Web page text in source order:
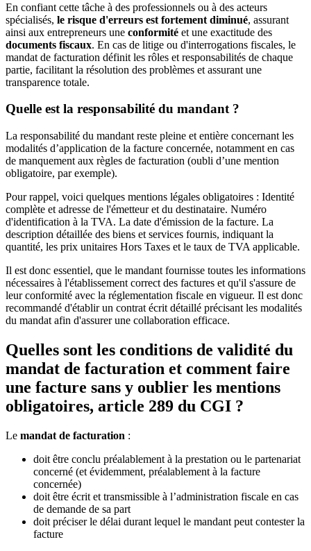
En confiant cette tâche à des professionnels ou à des acteurs
spécialisés, le risque d'erreurs est fortement diminué, assurant
ainsi aux entrepreneurs une conformité et une exactitude des
documents fiscaux. En cas de litige ou d'interrogations fiscales, le
mandat de facturation définit les rôles et responsabilités de chaque
partie, facilitant la résolution des problèmes et assurant une
transparence totale.
Quelle est la responsabilité du mandant ?
La responsabilité du mandant reste pleine et entière concernant les
modalités d’application de la facture concernée, notamment en cas
de manquement aux règles de facturation (oubli d’une mention
obligatoire, par exemple).
Pour rappel, voici quelques mentions légales obligatoires : Identité
complète et adresse de l'émetteur et du destinataire. Numéro
d'identification à la TVA. La date d'émission de la facture. La
description détaillée des biens et services fournis, indiquant la
quantité, les prix unitaires Hors Taxes et le taux de TVA applicable.
Il est donc essentiel, que le mandant fournisse toutes les informations
nécessaires à l'établissement correct des factures et qu'il s'assure de
leur conformité avec la réglementation fiscale en vigueur. Il est donc
recommandé d'établir un contrat écrit détaillé précisant les modalités
du mandat afin d'assurer une collaboration efficace.
Quelles sont les conditions de validité du
mandat de facturation et comment faire
une facture sans y oublier les mentions
obligatoires, article 289 du CGI ?
Le mandat de facturation :
doit être conclu préalablement à la prestation ou le partenariat
concerné (et évidemment, préalablement à la facture
concernée)
doit être écrit et transmissible à l’administration fiscale en cas
de demande de sa part
doit préciser le délai durant lequel le mandant peut contester la
facture